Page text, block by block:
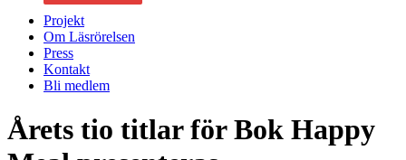
Projekt
Om Läsrörelsen
Press
Kontakt
Bli medlem
Årets tio titlar för Bok Happy